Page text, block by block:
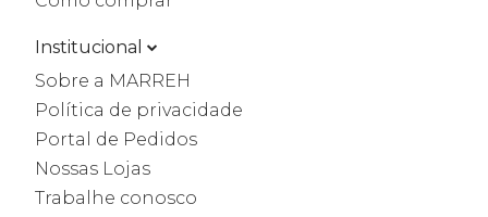
Institucional
Sobre a MARREH
Política de privacidade
Portal de Pedidos
Nossas Lojas
Trabalhe conosco